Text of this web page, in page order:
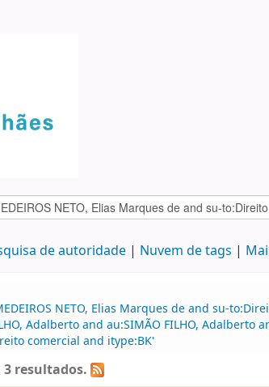
de autoridade Nuvem de tags
NETO, Elias Marques de and su-
Adalberto and au:SIMÃO FILHO, Adalberto
comercial and itype:BK'
resultados.